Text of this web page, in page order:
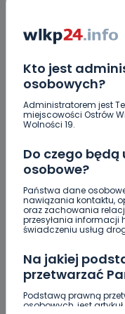
Kto jest
osobowych?
Administratorem jest
miejscowości Ostrów
Wolności 19.
Do czego
osobowe?
Państwa dane
nawiązania kontaktu,
oraz zachowania
przesyłania informacji
świadczeniu usług
Na jakiej
przetwarzać
Podstawą prawną
osobowych, jest
drobiazgiem,
formalności i
sporów.
zlecenia
Najczęściej
pomyłki: brak
dane stron,
kwota brutto,
błędne